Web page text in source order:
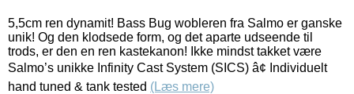
5,5cm ren dynamit! Bass Bug wobleren fra Salmo er ganske
unik! Og den klodsede form, og det aparte udseende til
trods, er den en ren kastekanon! Ikke mindst takket være
Salmo’s unikke Infinity Cast System (SICS) â¢ Individuelt
hand tuned & tank tested (Læs mere)